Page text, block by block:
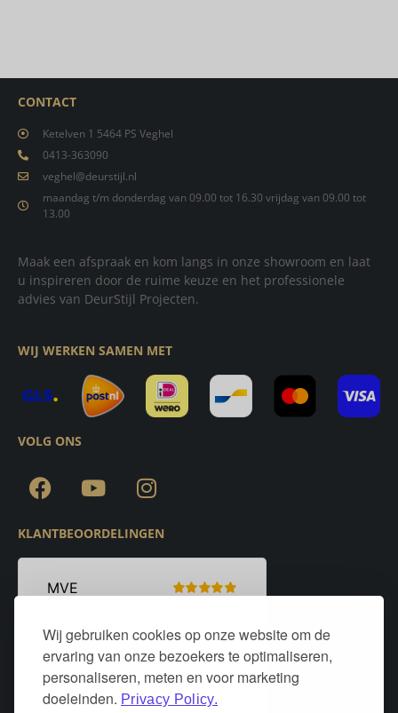
Wij gebruiken cookies op onze website om de
ervaring van onze bezoekers te optimaliseren,
personaliseren, meten en voor marketing
doeleinden. Privacy Policy.
CONTACT
Ketelven 1 5464 PS Veghel
0413-363090
veghel@deurstijl.nl
maandag t/m donderdag van 09.00 tot 16.30 vrijdag van 09.00 tot
13.00
Maak een afspraak en kom langs in onze showroom en laat
u inspireren door de ruime keuze en het professionele
advies van DeurStijl Projecten.
WIJ WERKEN SAMEN MET
VOLG ONS
KLANTBEOORDELINGEN